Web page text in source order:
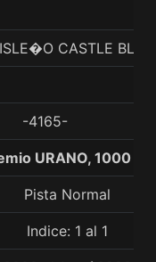
CASTLE
-4165-
URANO, 1000
Pista Normal
Indice: 1 al 1